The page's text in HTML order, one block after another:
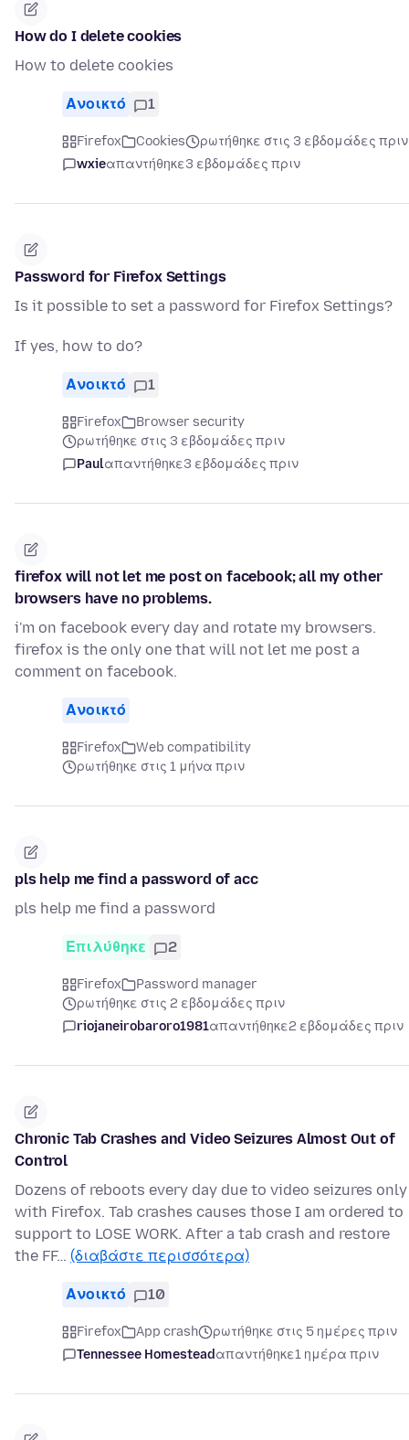
How do I delete cookies
How to delete cookies
Ανοικτό 1
Firefox Cookies
ρωτήθηκε στις 3 εβδομάδες πριν
wxieαπαντήθηκε3 εβδομάδες πριν
Password for Firefox Settings
Is it possible to set a password for Firefox Settings?
If yes, how to do?
Ανοικτό 1
Firefox
Browser security
ρωτήθηκε στις 3 εβδομάδες πριν
Paulαπαντήθηκε3 εβδομάδες πριν
firefox will not let me post on facebook; all my other
browsers have no problems.
i'm on facebook every day and rotate my browsers.
firefox is the only one that will not let me post a
comment on facebook.
Ανοικτό
Firefox
Web compatibility
ρωτήθηκε στις 1 μήνα πριν
pls help me find a password of acc
pls help me find a password
Επιλύθηκε 2
Firefox
Password manager
ρωτήθηκε στις 2 εβδομάδες πριν
riojaneirobaroro1981απαντήθηκε2 εβδομάδες πριν
Chronic Tab Crashes and Video Seizures Almost Out of
Control
Dozens of reboots every day due to video seizures only
with Firefox. Tab crashes causes those I am ordered to
support to LOSE WORK. After a tab crash and restore
the FF… (διαβάστε περισσότερα)
Ανοικτό 10
Firefox App crash
ρωτήθηκε στις 5 ημέρες πριν
Tennessee Homesteadαπαντήθηκε1 ημέρα πριν